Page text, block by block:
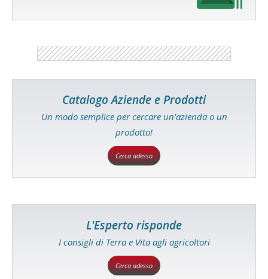
Catalogo Aziende e Prodotti
Un modo semplice per cercare un'azienda o un
prodotto!
Cerca adesso
L'Esperto risponde
I consigli di Terra e Vita agli agricoltori
Cerca adesso